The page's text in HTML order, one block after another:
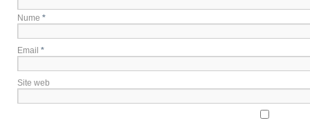
Nume *
Email *
Site web